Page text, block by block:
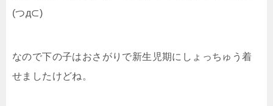
(つд⊂)
なので下の子はおさがりで新生児期にしょっちゅう着
せましたけどね。